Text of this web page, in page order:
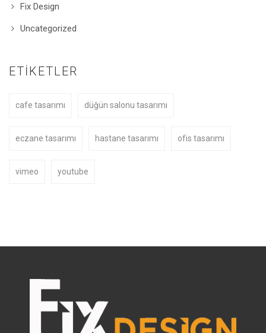
Fix Design
Uncategorized
ETIKETLER
cafe tasarımı düğün salonu tasarımı
eczane tasarımı hastane tasarımı ofis tasarımı
vimeo youtube